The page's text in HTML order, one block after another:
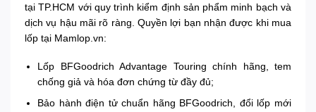
tại TP.HCM với quy trình kiểm định sản phẩm minh bạch và
dịch vụ hậu mãi rõ ràng. Quyền lợi bạn nhận được khi mua
lốp tại Mamlop.vn:
Lốp BFGoodrich Advantage Touring chính hãng, tem
chống giả và hóa đơn chứng từ đầy đủ;
Bảo hành điện tử chuẩn hãng BFGoodrich, đổi lốp mới